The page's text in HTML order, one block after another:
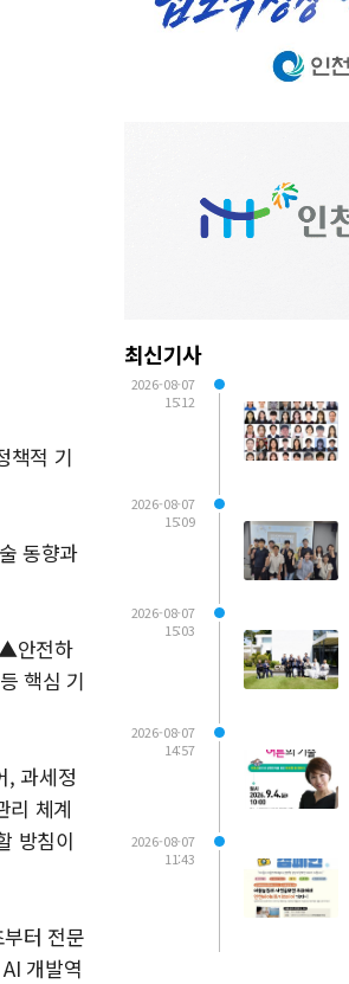
책적 기
동향과
안전하
핵심 기
, 과세정
리 체계
방침이
터 전문
개발역
최신기사
2026-08-07
15:12
2026-08-07
15:09
2026-08-07
15:03
2026-08-07
14:57
2026-08-07
11:43